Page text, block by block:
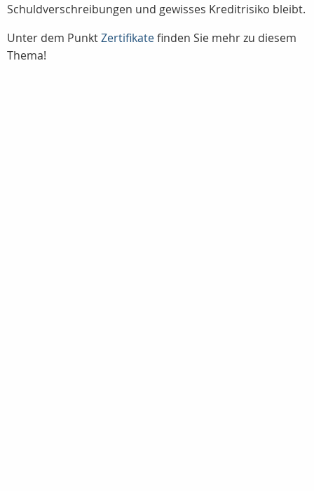
Schuldverschreibungen und gewisses Kreditrisiko bleibt.
Unter dem PunktZertifikatefinden Sie mehr zu diesem
Thema!